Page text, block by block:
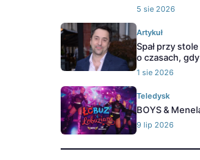
5 sie 2026
Artykuł
Spał przy
o czasach,
1 sie 2026
Teledysk
BOYS &
9 lip 2026